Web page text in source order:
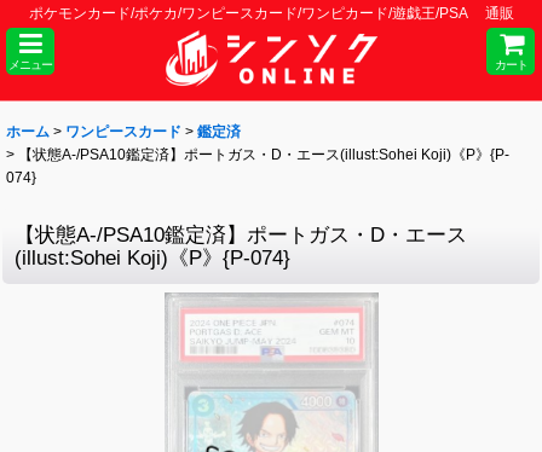
ポケモンカード/ポケカ/ワンピースカード/ワンピカード/遊戯王/PSA 通販
メニュー カート
ホーム > ワンピースカード > 鑑定済
>
【状態A-/PSA10鑑定済】ポートガス・D・エース(illust:Sohei Koji)《P》{P-
074}
【状態A-/PSA10鑑定済】ポートガス・D・エース
(illust:Sohei Koji)《P》{P-074}